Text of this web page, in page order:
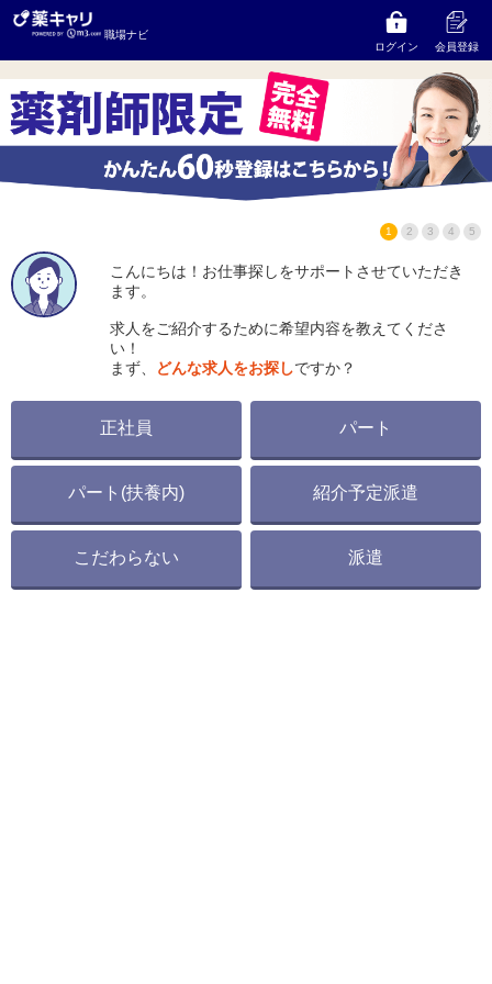
職場ナビ
ログイン
会員登録
株式会社コスモメディカル
の求人をお探しならコンサ
ルタントにご相談ください
1 2 3 4 5
こんにちは！お仕事探しをサポートさせていただき
ます。
求人をご紹介するために希望内容を教えてくださ
い！
まず、
どんな求人をお探しですか？
正社員 パート
パート(扶養内) 紹介予定派遣
こだわらない 派遣